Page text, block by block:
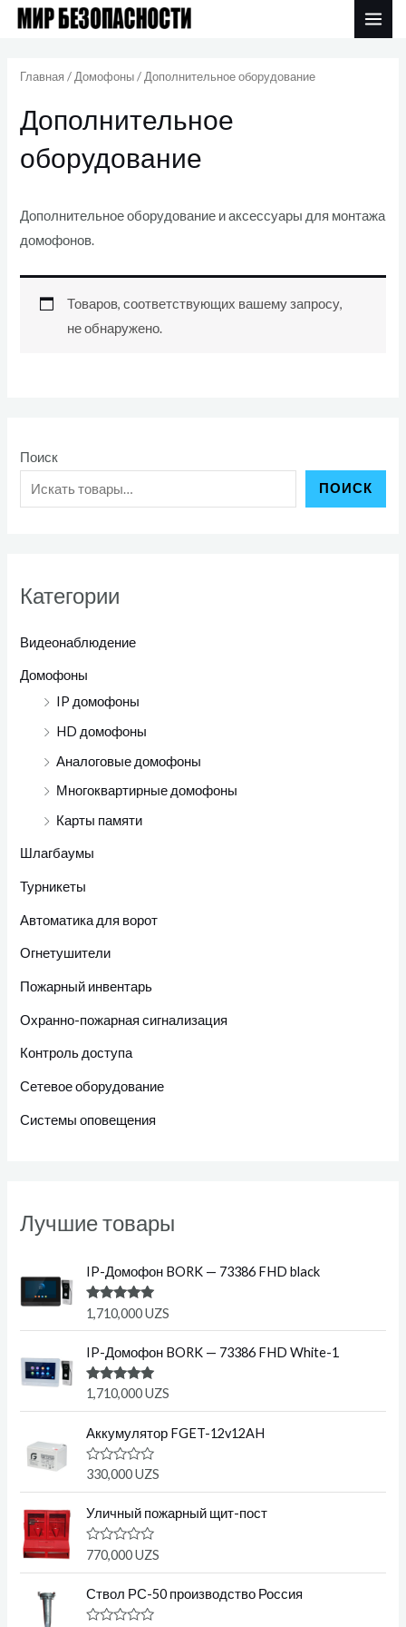
Перейти
Поиск
ПОИСК
Категории
Видеонаблюдение
Домофоны
IP домофоны
HD домофоны
Аналоговые домофоны
Многоквартирные домофоны
Карты памяти
Шлагбаумы
Турникеты
Автоматика для ворот
Огнетушители
Пожарный инвентарь
Охранно-пожарная сигнализация
Контроль доступа
Сетевое оборудование
Системы оповещения
Лучшие товары
IP-Домофон BORK — 73386 FHD black
Оценка
5.00
из 5
1,710,000UZS
IP-Домофон BORK — 73386 FHD White-1
Оценка
1,710,000UZS
Аккумулятор FGET-12v12AH
О
н
а
0
и
з
5
330,000UZS
Уличный пожарный щит-пост
О
н
а
770,000UZS
Ствол РС-50 производство Россия
Главная / Домофоны/ Дополнительное оборудование
Дополнительное
оборудование
Дополнительное оборудование и аксессуары для монтажа
домофонов.
Товаров, соответствующих вашему запросу,
не обнаружено.